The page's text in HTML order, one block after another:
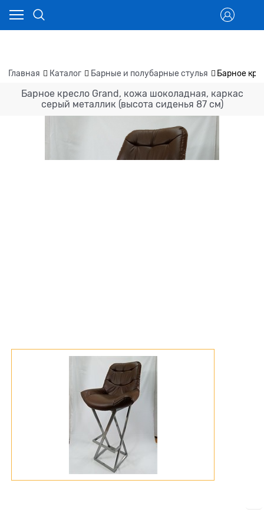
Главная Каталог Барные и полубарные стулья Барное
Барное кресло Grand, кожа шоколадная, каркас
серый металлик (высота сиденья 87 см)